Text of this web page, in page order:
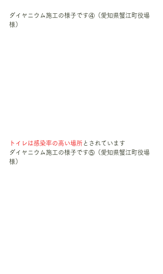
ダイヤニウム施工の様子です④（愛知県蟹江町役場
様）
トイレは感染率の高い場所 とされています
ダイヤニウム施工の様子です⑤（愛知県蟹江町役場
様）